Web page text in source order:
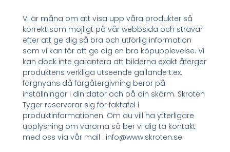
Vi är måna om att visa upp våra produkter så
korrekt som möjligt på vår webbsida och strävar
efter att ge dig så bra och utförlig information
som vi kan för att ge dig en bra köpupplevelse. Vi
kan dock inte garantera att bilderna exakt återger
produktens verkliga utseende gällande t.ex.
färgnyans då färgåtergivning beror på
inställningar i din dator och på din skärm. Skroten
Tyger reserverar sig för faktafel i
produktinformationen. Om du vill ha ytterligare
upplysning om varorna så ber vi dig ta kontakt
med oss via vår mail : info@www.skroten.se